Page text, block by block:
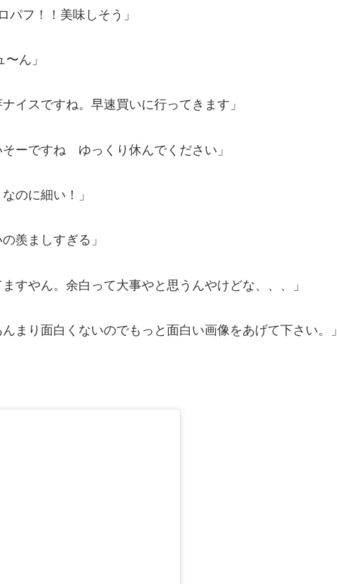
パフ！！美味しそう」
ん」
イスですね。早速買いに行ってきます」
ーですね ゆっくり休んでください」
のに細い！」
羨ましすぎる」
すやん。余白って大事やと思うんやけどな、、、」
まり面白くないのでもっと面白い画像をあげて下さい。」